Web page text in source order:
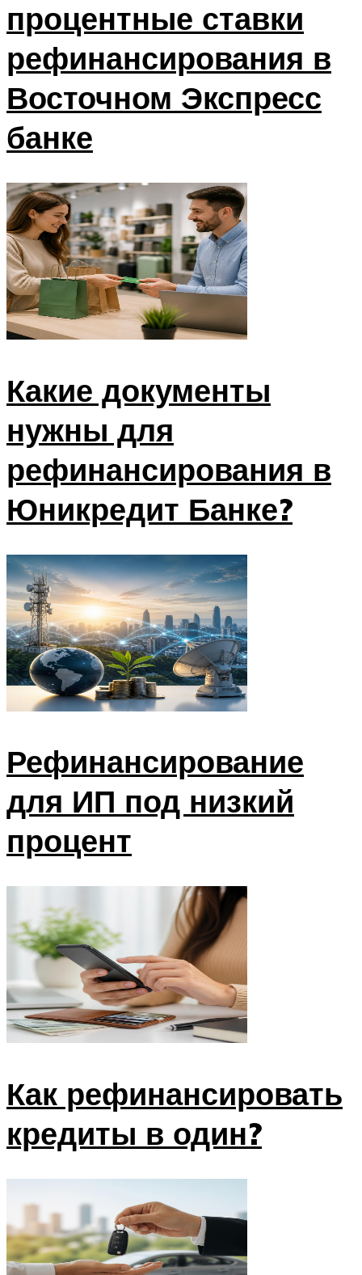
процентные ставки
рефинансирования в
Восточном Экспресс
банке
Какие документы
нужны для
рефинансирования в
Юникредит Банке?
Рефинансирование
для ИП под низкий
процент
Как рефинансировать
кредиты в один?